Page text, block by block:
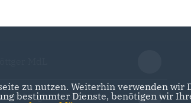
Junghans MdL
zu nutzen. Weiterhin verwenden
bestimmter Dienste, benötigen wir